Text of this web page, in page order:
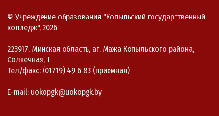
© Учреждение образования "Копыльский государственный
колледж", 2026
223917, Минская область, аг. Мажа Копыльского района,
Солнечная, 1
Тел/факс: (01719) 49 6 83 (приемная)
E-mail: uokopgk@uokopgk.by